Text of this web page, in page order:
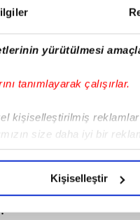
yürütülmesi
tanımlayarak çalışırlar.
kişiselleştirilmiş
size daha iyi bir
gösterdiğimizi ve bu
Kişiselleştir
sezonun iki yıldız